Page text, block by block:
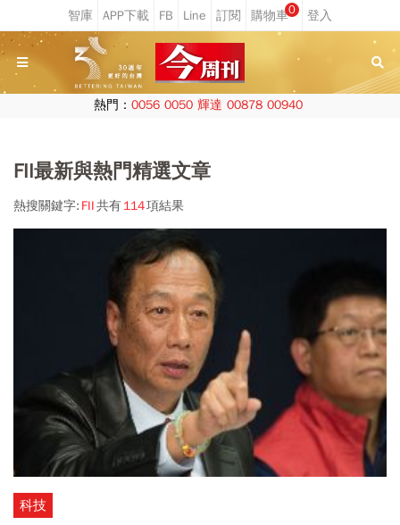
0
熱門： 0056 0050 輝達 00878 00940
FII最新與熱門精選文章
熱搜關鍵字: FII共有114項結果
科技